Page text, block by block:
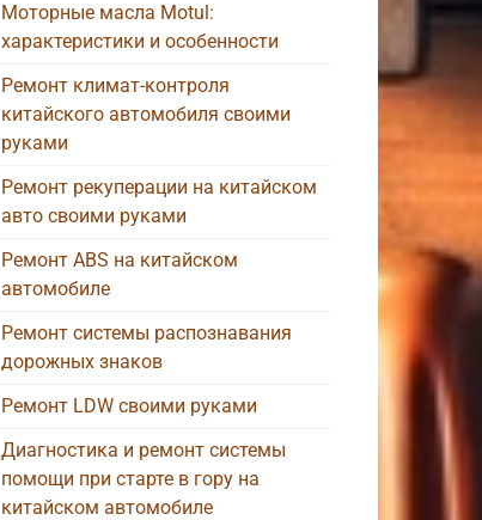
Моторные масла Motul:
характеристики и особенности
Ремонт климат-контроля
китайского автомобиля своими
руками
Ремонт рекуперации на китайском
авто своими руками
Ремонт ABS на китайском
автомобиле
Ремонт системы распознавания
дорожных знаков
Ремонт LDW своими руками
Диагностика и ремонт системы
помощи при старте в гору на
китайском автомобиле